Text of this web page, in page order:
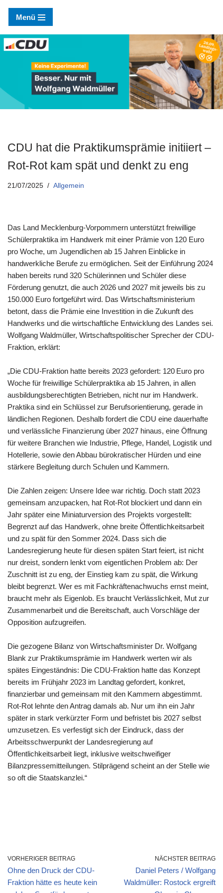
Zum
Inhalt
springen
Menü
CDU hat die Praktikumsprämie initiiert –
Rot-Rot kam spät und denkt zu eng
21/07/2025 Allgemein
Das Land Mecklenburg-Vorpommern unterstützt freiwillige
Schülerpraktika im Handwerk mit einer Prämie von 120 Euro
pro Woche, um Jugendlichen ab 15 Jahren Einblicke in
handwerkliche Berufe zu ermöglichen. Seit der Einführung 2024
haben bereits rund 320 Schülerinnen und Schüler diese
Förderung genutzt, die auch 2026 und 2027 mit jeweils bis zu
150.000 Euro fortgeführt wird. Das Wirtschaftsministerium
betont, dass die Prämie eine Investition in die Zukunft des
Handwerks und die wirtschaftliche Entwicklung des Landes sei.
Wolfgang Waldmüller, Wirtschaftspolitischer Sprecher der CDU-
Fraktion, erklärt:
„Die CDU-Fraktion hatte bereits 2023 gefordert: 120 Euro pro
Woche für freiwillige Schülerpraktika ab 15 Jahren, in allen
ausbildungsberechtigten Betrieben, nicht nur im Handwerk.
Praktika sind ein Schlüssel zur Berufsorientierung, gerade in
ländlichen Regionen. Deshalb fordert die CDU eine dauerhafte
und verlässliche Finanzierung über 2027 hinaus, eine Öffnung
für weitere Branchen wie Industrie, Pflege, Handel, Logistik und
Hotellerie, sowie den Abbau bürokratischer Hürden und eine
stärkere Begleitung durch Schulen und Kammern.
Die Zahlen zeigen: Unsere Idee war richtig. Doch statt 2023
gemeinsam anzupacken, hat Rot-Rot blockiert und dann ein
Jahr später eine Miniaturversion des Projekts vorgestellt:
Begrenzt auf das Handwerk, ohne breite Öffentlichkeitsarbeit
und zu spät für den Sommer 2024. Dass sich die
Landesregierung heute für diesen späten Start feiert, ist nicht
nur dreist, sondern lenkt vom eigentlichen Problem ab: Der
Zuschnitt ist zu eng, der Einstieg kam zu spät, die Wirkung
bleibt begrenzt. Wer es mit Fachkräftenachwuchs ernst meint,
braucht mehr als Eigenlob. Es braucht Verlässlichkeit, Mut zur
Zusammenarbeit und die Bereitschaft, auch Vorschläge der
Opposition aufzugreifen.
Die gezogene Bilanz von Wirtschaftsminister Dr. Wolfgang
Blank zur Praktikumsprämie im Handwerk werten wir als
spätes Eingeständnis: Die CDU-Fraktion hatte das Konzept
bereits im Frühjahr 2023 im Landtag gefordert, konkret,
finanzierbar und gemeinsam mit den Kammern abgestimmt.
Rot-Rot lehnte den Antrag damals ab. Nur um ihn ein Jahr
später in stark verkürzter Form und befristet bis 2027 selbst
umzusetzen. Es verfestigt sich der Eindruck, dass der
Arbeitsschwerpunkt der Landesregierung auf
Öffentlichkeitsarbeit liegt, inklusive weitschweifiger
Bilanzpressemitteilungen. Stilprägend scheint an der Stelle wie
so oft die Staatskanzlei.“
VORHERIGER BEITRAG
Ohne den Druck der CDU-
Fraktion hätte es heute kein
NÄCHSTER BEITRAG
Daniel Peters / Wolfgang
Waldmüller: Rostock ergreift